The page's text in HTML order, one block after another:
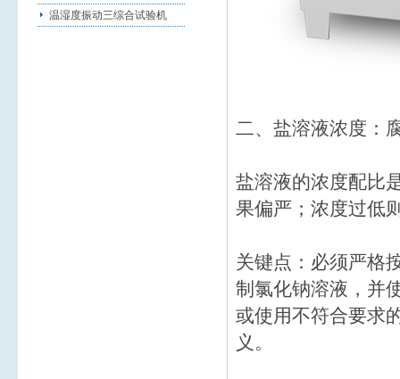
温湿度振动三综合试验机
二、盐溶液浓度：
盐溶液的浓度配比
果偏严；浓度过低
关键点：必须严格
制氯化钠溶液，并
或使用不符合要求
义。